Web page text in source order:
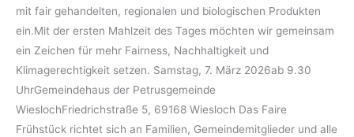
mit fair gehandelten, regionalen und biologischen Produkten
ein.Mit der ersten Mahlzeit des Tages möchten wir gemeinsam
ein Zeichen für mehr Fairness, Nachhaltigkeit und
Klimagerechtigkeit setzen. Samstag, 7. März 2026ab 9.30
UhrGemeindehaus der Petrusgemeinde
WieslochFriedrichstraße 5, 69168 Wiesloch Das Faire
Frühstück richtet sich an Familien, Gemeindemitglieder und alle